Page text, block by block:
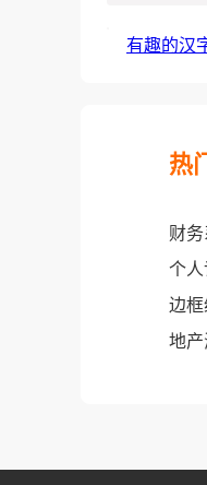
有趣的汉
热
财
个
边框
地产